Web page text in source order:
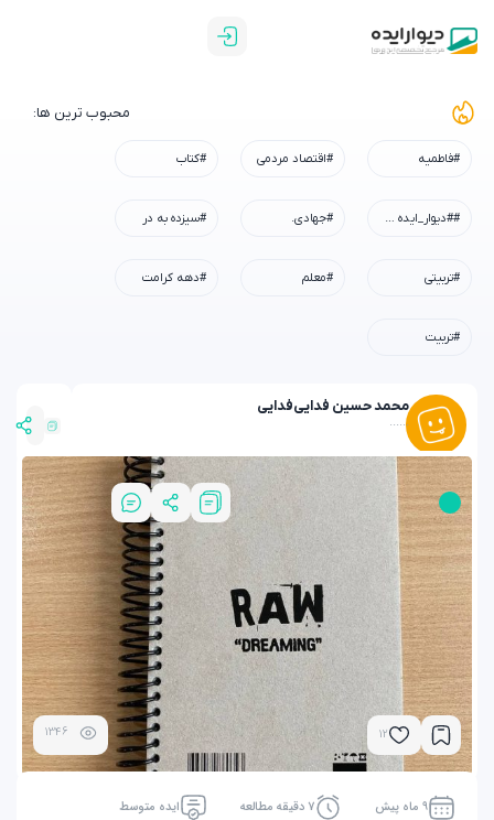
محبوب ترین ها:
#فاطمیه #اقتصاد مردمی #کتاب
##دیوار_ایده #رسم_میزبانی #شهادت_امام_رضا #همه_خادم_الرضاییم #جهادی. #سیزده به در
#تربیتی #معلم #دهه کرامت
#تربیت
محمد حسین فداییفدایی
......
12
1346
9 ماه پیش 7 دقیقه مطالعه ایده متوسط